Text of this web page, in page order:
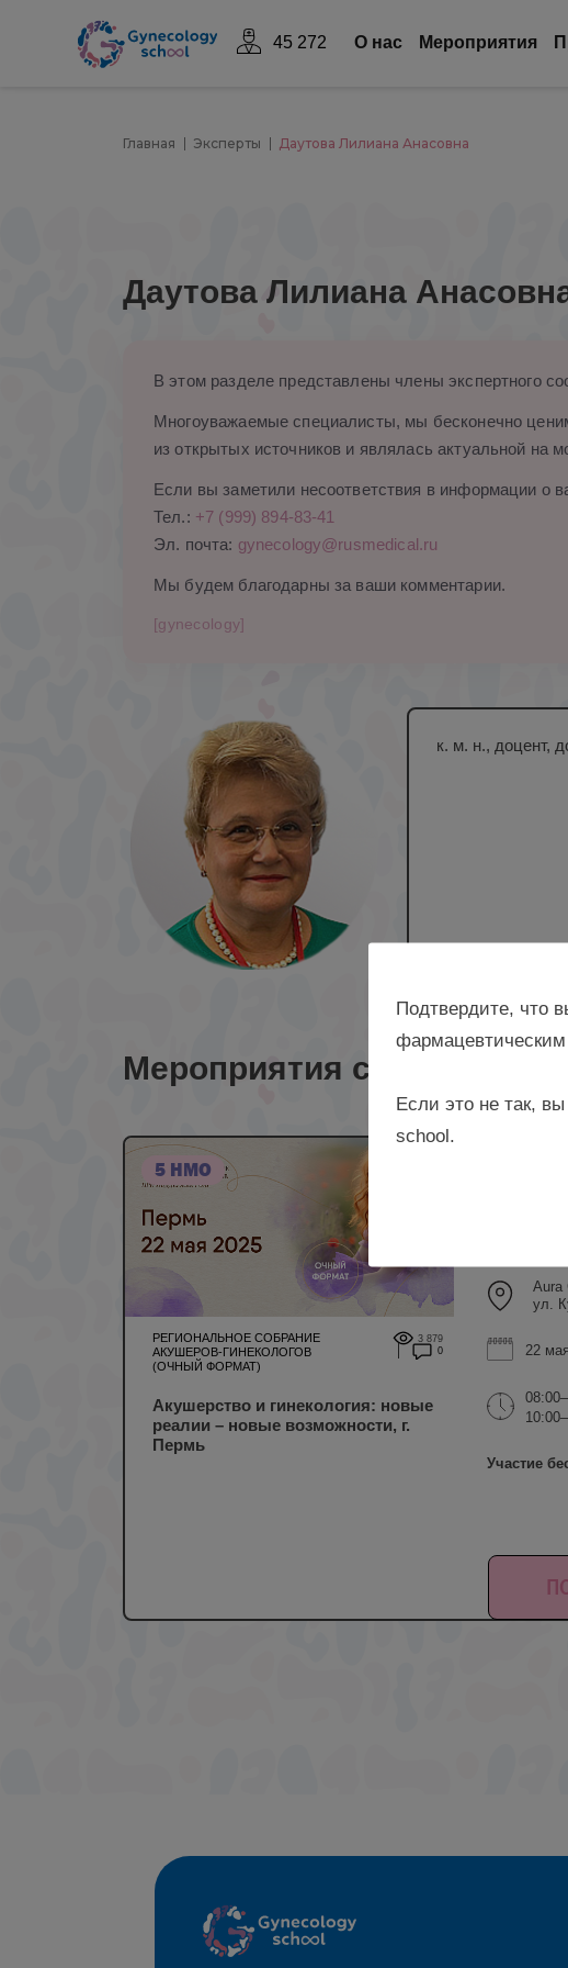
45 272 О нас Mероприятия
Главная Эксперты Даутова Лилиана Анасовна
Даутова Лилиана
В этом разделе представлены члены экспертного
Многоуважаемые специалисты, мы бесконечно
из открытых источников и являлась актуальной на
Если вы заметили несоответствия в информации о
Тел.: +7 (999) 894-83-41
Эл. почта: gynecology@rusmedical.ru
Мы будем благодарны за ваши комментарии.
[gynecology]
к. м. н., доцент,
Мероприятия с лектором
5 НМО
РЕГИОНАЛЬНОЕ СОБРАНИЕ
АКУШЕРОВ-ГИНЕКОЛОГОВ
(ОЧНЫЙ ФОРМАТ)
3 879
0
Акушерство и гинекология: новые
реалии – новые возможности, г.
Пермь
Aura
ул.
22
Участие
Подтвердите, что
Если это не так,
school.